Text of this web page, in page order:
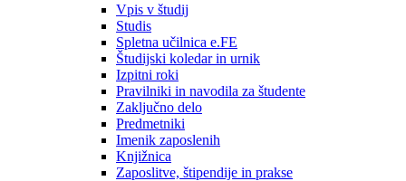
Vpis v študij
Studis
Spletna učilnica e.FE
Študijski koledar in urnik
Izpitni roki
Pravilniki in navodila za študente
Zaključno delo
Predmetniki
Imenik zaposlenih
Knjižnica
Zaposlitve, štipendije in prakse